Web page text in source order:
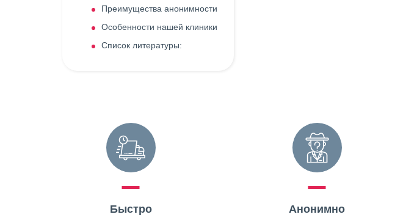
Преимущества анонимности
Особенности нашей клиники
Список литературы:
Быстро Анонимно